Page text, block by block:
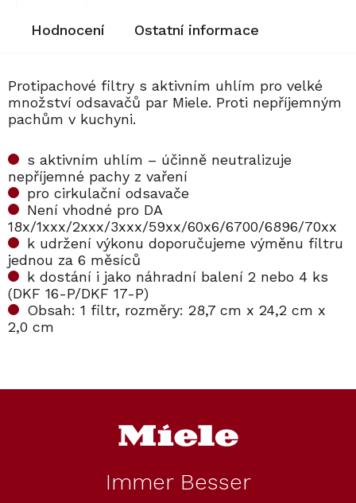
Hodnocení Ostatní informace
Protipachové filtry s aktivním uhlím pro velké
množství odsavačů par Miele. Proti nepříjemným
pachům v kuchyni.
s aktivním uhlím – účinně neutralizuje
nepříjemné pachy z vaření
pro cirkulační odsavače
Není vhodné pro DA
18x/1xxx/2xxx/3xxx/59xx/60x6/6700/6896/70xx
k udržení výkonu doporučujeme výměnu filtru
jednou za 6 měsíců
k dostání i jako náhradní balení 2 nebo 4 ks
(DKF 16-P/DKF 17-P)
Obsah: 1 filtr, rozměry: 28,7 cm x 24,2 cm x
2,0 cm
Filtr Miele DKF 12-Immer Besser